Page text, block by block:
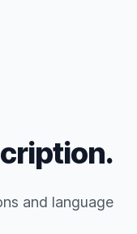
and language